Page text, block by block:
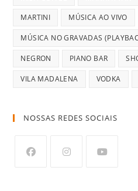
MARTINI MÚSICA AO VIVO
MÚSICA NO GRAVADAS
NEGRON PIANO BAR
VILA MADALENA VODKA
NOSSAS REDES SOCIAIS